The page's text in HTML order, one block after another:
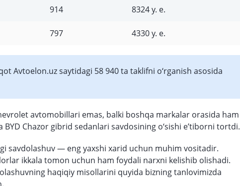
914 8324 у. е.
797 4330 у. е.
Avtoelon.uz saytidagi 58 940 ta taklifni o‘rganish asosida
avtomobillari emas, balki boshqa markalar orasida ham
Chazor gibrid sedanlari savdosining o‘sishi e’tiborni tortdi.
savdolashuv — eng yaxshi xarid uchun muhim vositadir.
ikkala tomon uchun ham foydali narxni kelishib olishadi.
haqiqiy misollarini quyida bizning tanlovimizda